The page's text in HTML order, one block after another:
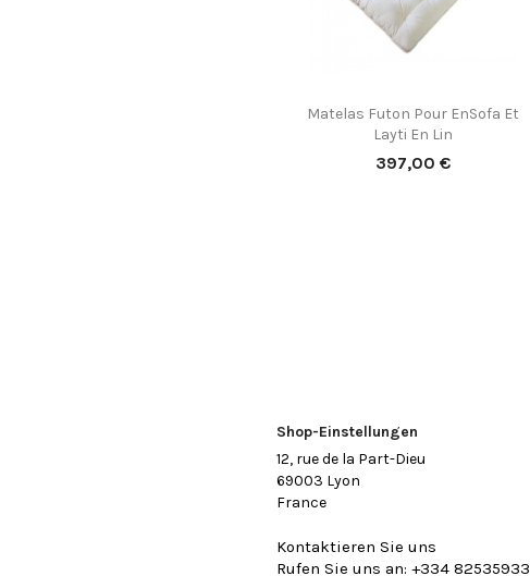
Matelas Futon Pour EnSofa Et
Layti En Lin
Preis
397,00 €
Vorschau
Shop-Einstellungen
12, rue de la Part-Dieu
69003 Lyon
France
Kontaktieren Sie uns
Rufen Sie uns an: +334 82535933